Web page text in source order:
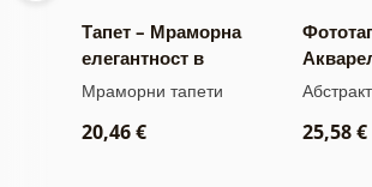
Тапет – Мраморна
елегантност в
златни тонове
Мраморни тапети
20,46 € 25,58 €